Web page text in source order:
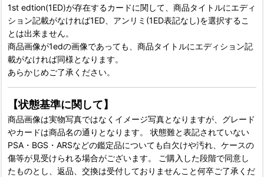
1st edtion(1ED)が存在するカードに関して、商品タイトルにエディ
ション記載がなければ1ED、アンリミ(1ED表記なし)を選択するこ
とは出来ません。
商品画像が1edの画像であっても、商品タイトルにエディション記
載がなければ同様となります。
あらかじめご了承ください。
【状態基準に関して】
商品画像は実物写真ではなくイメージ写真となりますが、グレード
やカードは商品名の通りとなります。 状態難と表記されていない
PSA・BGS・ARSなどの鑑定品についても白欠けや汚れ、ケースの
傷等が見受けられる場合がございます。 ご購入した段階で同意し
たものとし、返品、交換は受付しておりませんこと何卒ご了承くだ